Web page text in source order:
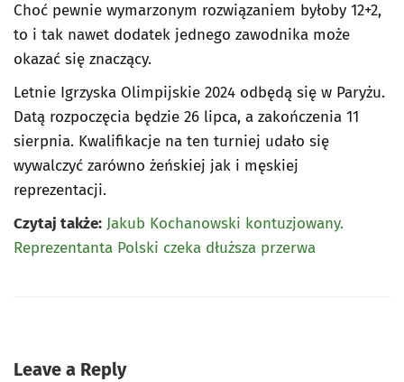
Choć pewnie wymarzonym rozwiązaniem byłoby 12+2,
to i tak nawet dodatek jednego zawodnika może
okazać się znaczący.
Letnie Igrzyska Olimpijskie 2024 odbędą się w Paryżu.
Datą rozpoczęcia będzie 26 lipca, a zakończenia 11
sierpnia. Kwalifikacje na ten turniej udało się
wywalczyć zarówno żeńskiej jak i męskiej
reprezentacji.
Czytaj także: Jakub Kochanowski kontuzjowany.
Reprezentanta Polski czeka dłuższa przerwa
Leave a Reply